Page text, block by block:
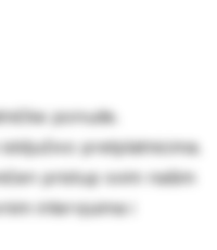
ponude.
pretplatnicima.
pristup svim našim
intervjuima i